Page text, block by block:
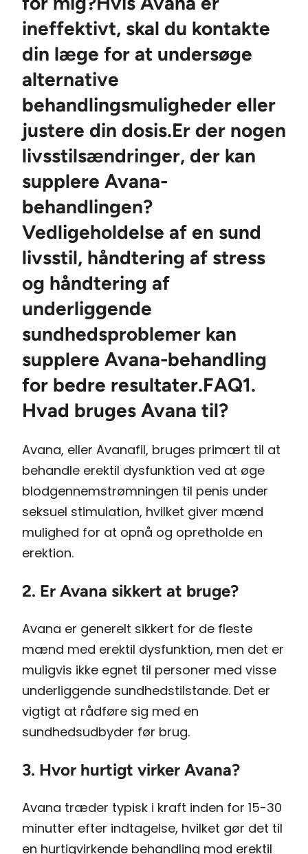
ineffektivt, skal du kontakte
din læge for at undersøge
alternative
behandlingsmuligheder eller
justere din dosis.Er der nogen
livsstilsændringer, der kan
supplere Avana-
behandlingen?
Vedligeholdelse af en sund
livsstil, håndtering af stress
og håndtering af
underliggende
sundhedsproblemer kan
supplere Avana-behandling
for bedre resultater.FAQ1.
Hvad bruges Avana til?
Avana, eller Avanafil, bruges primært til at
behandle erektil dysfunktion ved at øge
blodgennemstrømningen til penis under
seksuel stimulation, hvilket giver mænd
mulighed for at opnå og opretholde en
erektion.
2. Er Avana sikkert at bruge?
Avana er generelt sikkert for de fleste
mænd med erektil dysfunktion, men det er
muligvis ikke egnet til personer med visse
underliggende sundhedstilstande. Det er
vigtigt at rådføre sig med en
sundhedsudbyder før brug.
3. Hvor hurtigt virker Avana?
Avana træder typisk i kraft inden for 15-30
minutter efter indtagelse, hvilket gør det til
en hurtigvirkende behandling mod erektil